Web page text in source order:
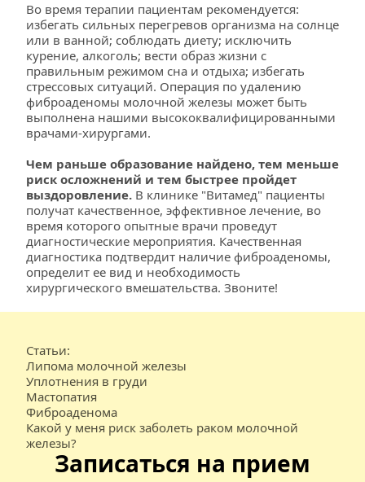
Во время терапии пациентам рекомендуется:
избегать сильных перегревов организма на солнце
или в ванной; соблюдать диету; исключить
курение, алкоголь; вести образ жизни с
правильным режимом сна и отдыха; избегать
стрессовых ситуаций. Операция по удалению
фиброаденомы молочной железы может быть
выполнена нашими высококвалифицированными
врачами-хирургами.
Чем раньше образование найдено, тем меньше
риск осложнений и тем быстрее пройдет
выздоровление. В клинике "Витамед" пациенты
получат качественное, эффективное лечение, во
время которого опытные врачи проведут
диагностические мероприятия. Качественная
диагностика подтвердит наличие фиброаденомы,
определит ее вид и необходимость
хирургического вмешательства. Звоните!
Статьи:
Липома молочной железы
Уплотнения в груди
Мастопатия
Фиброаденома
Какой у меня риск заболеть раком молочной
железы?
Записаться на прием